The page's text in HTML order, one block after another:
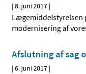
|8. juni 2017 |
Lægemiddelstyrelsen
modernisering af
Afslutning af sag
|6. juni 2017 |